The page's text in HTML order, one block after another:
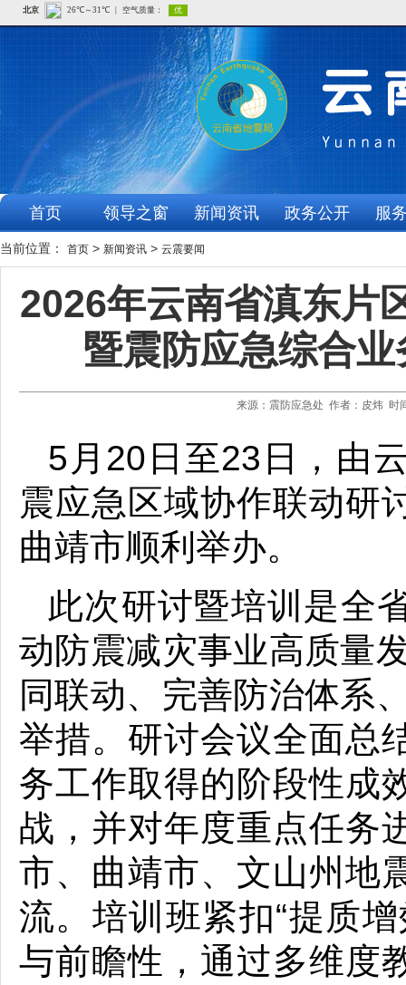
首页 领导之窗 新闻资讯 政务公开 服
当前位置： 首页 > 新闻资讯 > 云震要闻
2026年云南省滇东片
暨震防应急综合
来源：震防应急处 作者：皮炜 时
5月20日至23日，由
震应急区域协作联动研
曲靖市顺利举办。
此次研讨暨培训是全
动防震减灾事业高质量
同联动、完善防治体系
举措。研讨会议全面总
务工作取得的阶段性成
战，并对年度重点任务
市、曲靖市、文山州地
流。培训班紧扣“提质
与前瞻性，通过多维度